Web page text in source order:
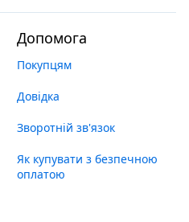
Допомога
Покупцям
Довідка
Зворотній зв'язок
Як купувати з безпечною
оплатою